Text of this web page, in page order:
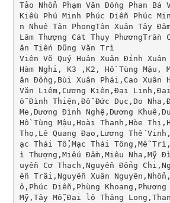
Tảo Nhổn Phạm Văn Đồng Phan Bá
Kiều Phú Minh Phúc Diễn Phúc
n Nhuệ Tân PhongTân Xuân Tây
Lâm Thượng Cát Thụy PhươngTrần
ăn Tiến Dũng Văn Trì
Viên Võ Quý Huân Xuân Đỉnh Xuân
Hàm Nghi, K3 ,K2, Hồ Tùng Mậu,
ăn Đồng,Bùi Xuân Phái,Cao Xuân
Văn Liêm,Cương Kiên,Đại
ỗ Đình Thiện,Đỗ Đức Dục,Do
Me,Dương Đình Nghệ,Dương
Hồ Tùng Mậu,Hoài Thanh,Hòe
Thọ,Lê Quang Đạo,Lương Thế
ạc Thái Tổ,Mạc Thái Tông,Mễ
ì Thượng,Miếu Đầm,Miêu Nha,Mỹ
uyễn Cơ Thạch,Nguyễn Đổng
ễn Trãi,Nguyễn Xuân
ô,Phúc Diễn,Phùng
Mỹ,Tây Mỗ,Đại lộ Thăng